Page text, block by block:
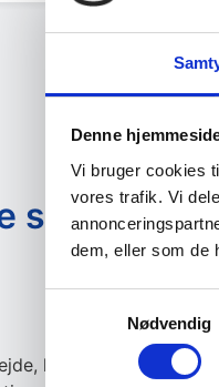
Denne
Vi bruger cookies
vores trafik. Vi
dem, eller som de
Nødvendig
services
lige fra reparation